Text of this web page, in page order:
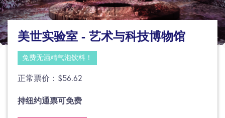
美世实验室 - 艺术与科技博物馆
免费无酒精气泡饮料！
正常票价：$56.62
持纽约通票可免费